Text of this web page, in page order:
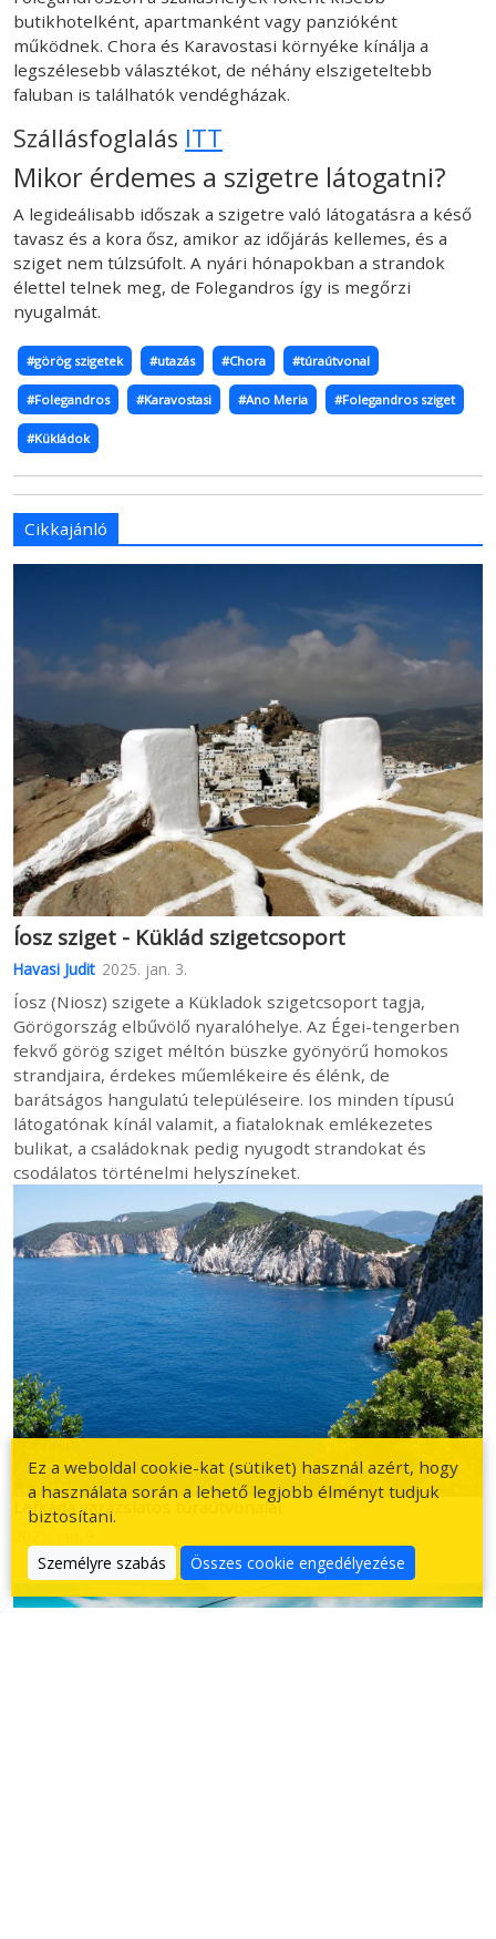
butikhotelként, apartmanként vagy panzióként
működnek. Chora és Karavostasi környéke kínálja a
legszélesebb választékot, de néhány elszigeteltebb
faluban is találhatók vendégházak.
Szállásfoglalás ITT
Mikor érdemes a szigetre látogatni?
A legideálisabb időszak a szigetre való látogatásra a késő
tavasz és a kora ősz, amikor az időjárás kellemes, és a
sziget nem túlzsúfolt. A nyári hónapokban a strandok
élettel telnek meg, de Folegandros így is megőrzi
nyugalmát.
#görög szigetek #utazás #Chora #túraútvonal
#Folegandros #Karavostasi #Ano Meria #Folegandros sziget
#Kükládok
Cikkajánló
Íosz sziget - Küklád szigetcsoport
Havasi Judit 2025. jan. 3.
Íosz (Niosz) szigete a Kükladok szigetcsoport tagja,
Görögország elbűvölő nyaralóhelye. Az Égei-tengerben
fekvő görög sziget méltón büszke gyönyörű homokos
strandjaira, érdekes műemlékeire és élénk, de
barátságos hangulatú településeire. Ios minden típusú
látogatónak kínál valamit, a fiataloknak emlékezetes
bulikat, a családoknak pedig nyugodt strandokat és
csodálatos történelmi helyszíneket.
Lefkáda varázslatos túraútvonalai
Ez a weboldal cookie-kat (sütiket) használ azért, hogy
a használata során a lehető legjobb élményt tudjuk
biztosítani.
Személyre szabás Összes cookie engedélyezése